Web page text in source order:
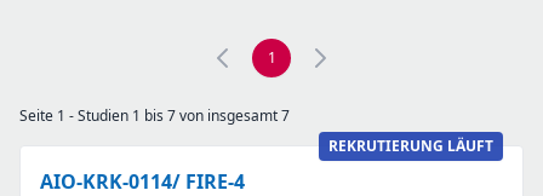
1
Seite 1 - Studien 1 bis 7 von insgesamt 7
REKRUTIERUNG LÄUFT
AIO-KRK-0114/ FIRE-4